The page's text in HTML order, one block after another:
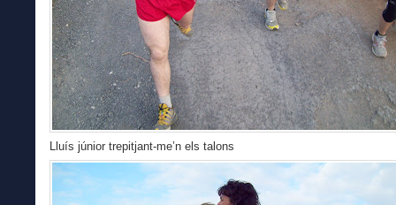
Lluís júnior trepitjant-me’n els talons